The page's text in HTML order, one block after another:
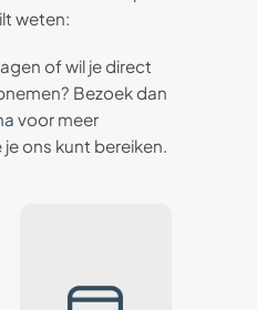
weten:
of wil je direct
Bezoek dan
voor meer
ons kunt bereiken.